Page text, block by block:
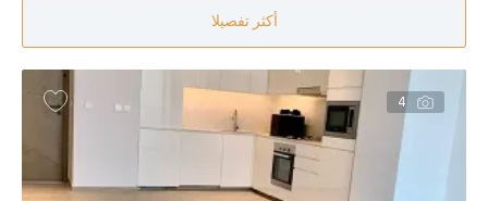
أكثر تفصيلا
4